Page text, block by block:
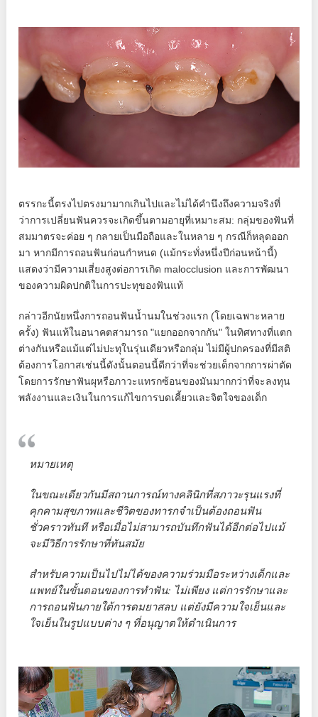
ตรรกะนี้ตรงไปตรงมามากเกินไปและไม่ได้คำนึงถึงความจริงที่
ว่าการเปลี่ยนฟันควรจะเกิดขึ้นตามอายุที่เหมาะสม: กลุ่มของฟันที่
สมมาตรจะค่อย ๆ กลายเป็นมือถือและในหลาย ๆ กรณีก็หลุดออก
มา หากมีการถอนฟันก่อนกำหนด (แม้กระทั่งหนึ่งปีก่อนหน้านี้)
แสดงว่ามีความเสี่ยงสูงต่อการเกิด malocclusion และการพัฒนา
ของความผิดปกติในการปะทุของฟันแท้
กล่าวอีกนัยหนึ่งการถอนฟันน้ำนมในช่วงแรก (โดยเฉพาะหลาย
ครั้ง) ฟันแท้ในอนาคตสามารถ "แยกออกจากกัน" ในทิศทางที่แตก
ต่างกันหรือแม้แต่ไม่ปะทุในรุ่นเดียวหรือกลุ่ม ไม่มีผู้ปกครองที่มีสติ
ต้องการโอกาสเช่นนี้ดังนั้นตอนนี้ดีกว่าที่จะช่วยเด็กจากการผ่าตัด
โดยการรักษาฟันผุหรือภาวะแทรกซ้อนของมันมากกว่าที่จะลงทุน
พลังงานและเงินในการแก้ไขการบดเคี้ยวและจิตใจของเด็ก
หมายเหตุ
ในขณะเดียวกันมีสถานการณ์ทางคลินิกที่สภาวะรุนแรงที่
คุกคามสุขภาพและชีวิตของทารกจำเป็นต้องถอนฟัน
ชั่วคราวทันที หรือเมื่อไม่สามารถบันทึกฟันได้อีกต่อไปแม้
จะมีวิธีการรักษาที่ทันสมัย
สำหรับความเป็นไปไม่ได้ของความร่วมมือระหว่างเด็กและ
แพทย์ในขั้นตอนของการทำฟัน: ไม่เพียง แต่การรักษาและ
การถอนฟันภายใต้การดมยาสลบ แต่ยังมีความใจเย็นและ
ใจเย็นในรูปแบบต่าง ๆ ที่อนุญาตให้ดำเนินการ